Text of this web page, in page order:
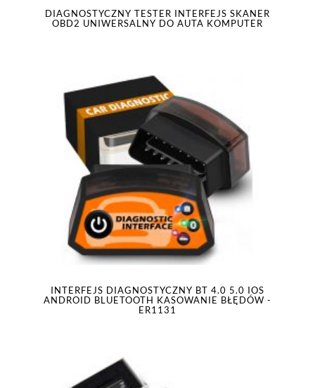
DIAGNOSTYCZNY TESTER INTERFEJS SKANER
OBD2 UNIWERSALNY DO AUTA KOMPUTER
INTERFEJS DIAGNOSTYCZNY BT 4.0 5.0 IOS
ANDROID BLUETOOTH KASOWANIE BŁĘDÓW -
ER1131